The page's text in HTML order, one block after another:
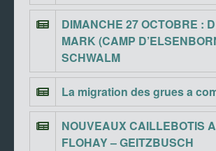
DIMANCHE 27 OCTOBRE :
MARK (CAMP
SCHWALM
La migration des grues a
NOUVEAUX CAILLEBOTIS
FLOHAY – GEITZBUSCH